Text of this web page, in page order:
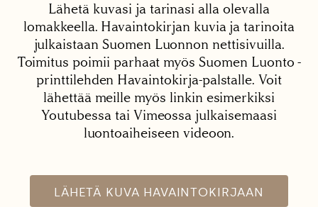
Lähetä kuvasi ja tarinasi alla olevalla
lomakkeella. Havaintokirjan kuvia ja tarinoita
julkaistaan Suomen Luonnon nettisivuilla.
Toimitus poimii parhaat myös Suomen Luonto -
printtilehden Havaintokirja-palstalle. Voit
lähettää meille myös linkin esimerkiksi
Youtubessa tai Vimeossa julkaisemaasi
luontoaiheiseen videoon.
LÄHETÄ KUVA HAVAINTOKIRJAAN